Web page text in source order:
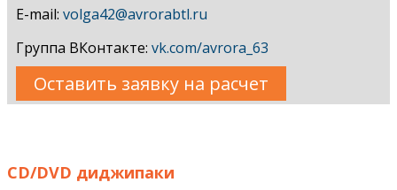
E-mail: volga42@avrorabtl.ru
Группа ВКонтакте: vk.com/avrora_63
Оставить заявку на расчет
CD/DVD диджипаки